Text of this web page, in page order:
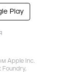
Play
Apple Inc.